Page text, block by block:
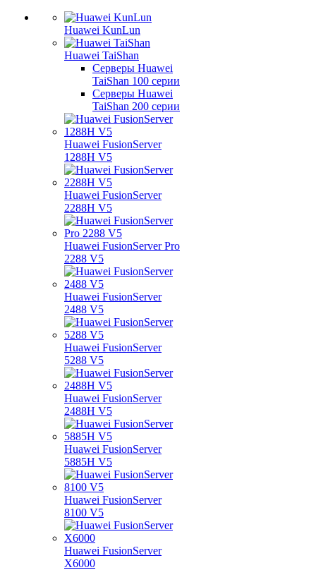
Huawei KunLun
Huawei TaiShan
Серверы Huawei
TaiShan 100 серии
Серверы Huawei
TaiShan 200 серии
Huawei FusionServer
1288H V5
Huawei FusionServer
2288H V5
Huawei FusionServer Pro
2288 V5
Huawei FusionServer
2488 V5
Huawei FusionServer
5288 V5
Huawei FusionServer
2488H V5
Huawei FusionServer
5885H V5
Huawei FusionServer
8100 V5
Huawei FusionServer
X6000